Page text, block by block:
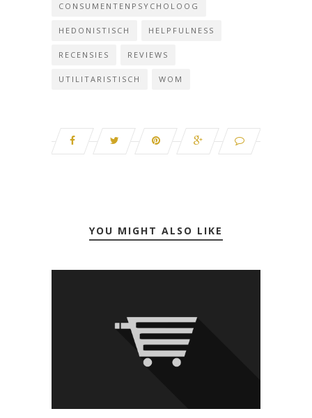
CONSUMENTENPSYCHOLOOG
HEDONISTISCH HELPFULNESS
RECENSIES REVIEWS
UTILITARISTISCH WOM
YOU MIGHT ALSO LIKE